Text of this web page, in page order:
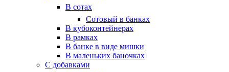
В сотах
Сотовый в банках
В кубоконтейнерах
В рамках
В банке в виде мишки
В маленьких баночках
С добавками